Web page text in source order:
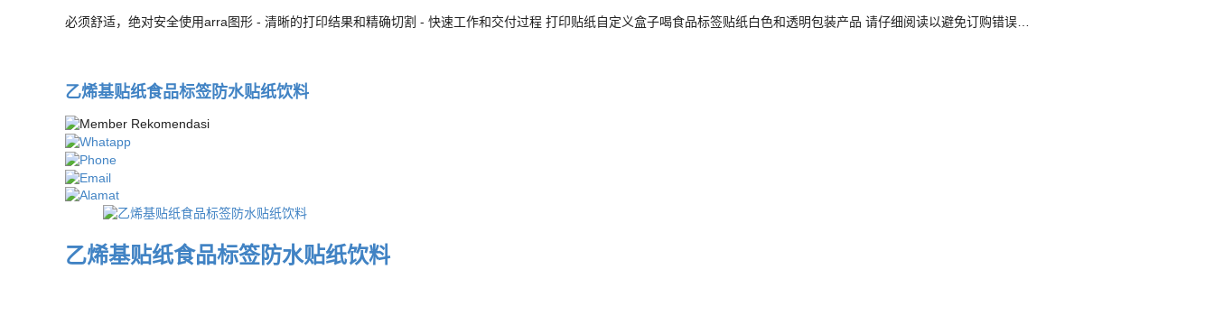
必须舒适，绝对安全使用arra图形 - 清晰的打印结果和精确切割 - 快速工作和交付过程 打印贴纸自定义盒子喝食品标签贴纸白色和透明包装产品 请仔细阅读以避免订购错误…
乙烯基贴纸食品标签防水贴纸饮料
乙烯基贴纸食品标签防水贴纸饮料